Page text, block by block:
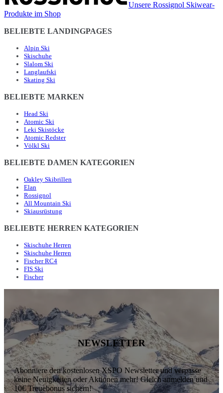
Unsere Rossignol Skiwear-
Produkte im Shop
BELIEBTE LANDINGPAGES
Alpin Ski
Skischuhe
Slalom Ski
Langlaufski
Skating Ski
BELIEBTE MARKEN
Head Ski
Atomic Ski
Leki Skistöcke
Atomic Redster
Völkl Ski
BELIEBTE DAMEN KATEGORIEN
Oakley Skibrillen
Elan
Rossignol
All Mountain Ski
Skiausrüstung
BELIEBTE HERREN KATEGORIEN
Skischuhe Herren
Skischuhe Herren
Fischer RC4
FIS Ski
Fischer
NEWSLETTER
Abonniere den kostenlosen XSPO Newsletter und verpasse
keine Neuigkeiten oder Aktionen mehr! Gleich anmelden und
10€ Treuebonus sichern!